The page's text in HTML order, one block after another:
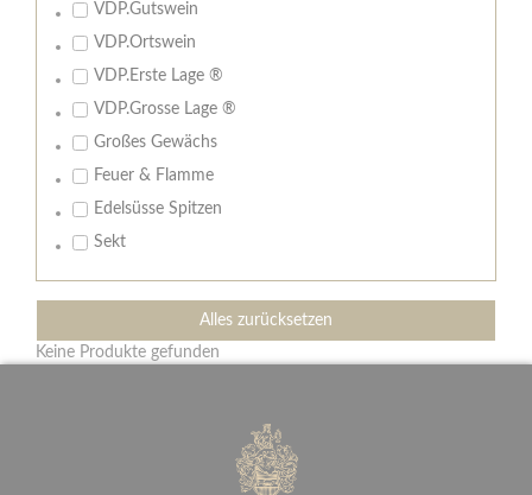
VDP.Gutswein
VDP.Ortswein
VDP.Erste Lage ®
VDP.Grosse Lage ®
Großes Gewächs
Feuer & Flamme
Edelsüsse Spitzen
Sekt
Alles zurücksetzen
Keine Produkte gefunden